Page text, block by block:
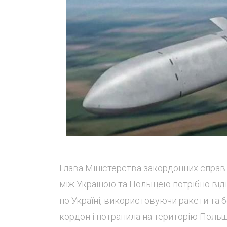
Глава Міністерства закордонних справ
між Україною та Польщею потрібно
по Україні, використовуючи ракети та
кордон і потрапила на територію